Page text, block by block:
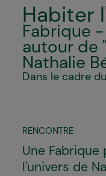
Habiter
Fabrique
autour de
Nathalie
Dans le cadre du
RENCONTRE
Une
l'univers de